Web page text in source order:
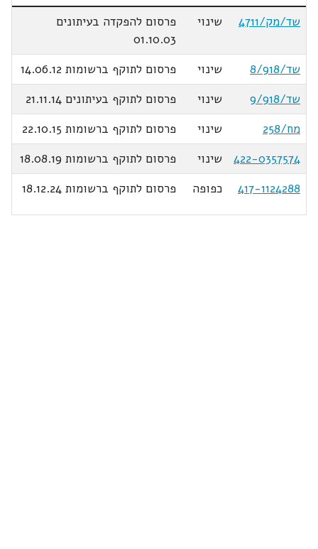
שד/מק/4711
שינוי
פרסום להפקדה בעיתונים
01.10.03
שד/8/918
שינוי
פרסום לתוקף ברשומות 14.06.12
שד/9/918
שינוי
פרסום לתוקף בעיתונים 21.11.14
מח/258
שינוי
פרסום לתוקף ברשומות 22.10.15
422-0357574
שינוי
פרסום לתוקף ברשומות 18.08.19
417-1124288
כפופה פרסום לתוקף ברשומות 18.12.24